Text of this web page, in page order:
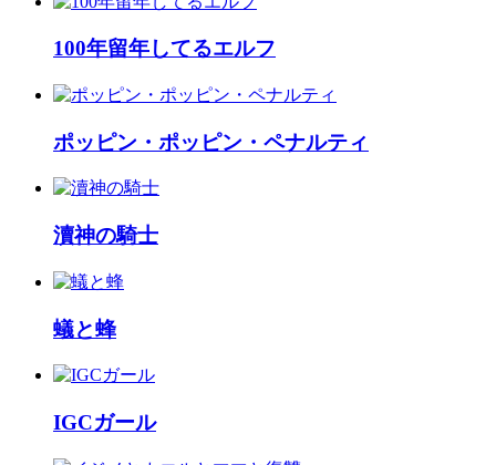
100年留年してるエルフ
ポッピン・ポッピン・ペナルティ
瀆神の騎士
蟻と蜂
IGCガール